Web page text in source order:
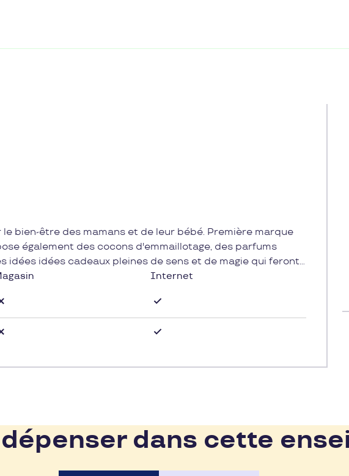
bien-être des mamans et de leur bébé. Première marque
également des cocons d'emmaillotage, des parfums
idées idées cadeaux pleines de sens et de magie qui feront
Internet
dans cette